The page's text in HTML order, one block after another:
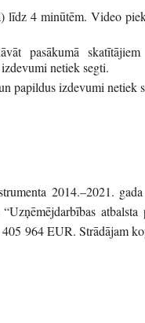
līdz 4 minūtēm. Video
pasākumā skatītājiem
netiek segti.
papildus izdevumi netiek
2014.–2021.
atbalsta
964 EUR. Strādājam